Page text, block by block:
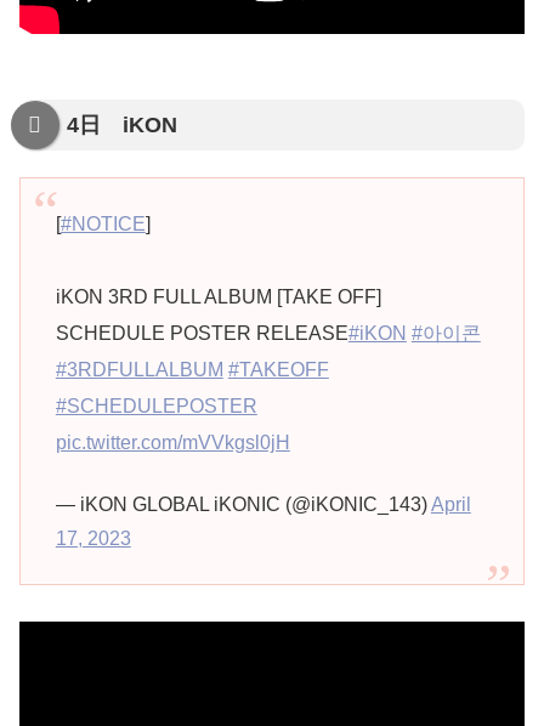
4日 iKON
[#NOTICE]
iKON 3RD FULL ALBUM [TAKE OFF]
SCHEDULE POSTER RELEASE#iKON #아이콘
#3RDFULLALBUM #TAKEOFF
#SCHEDULEPOSTER
pic.twitter.com/mVVkgsl0jH
— iKON GLOBAL iKONIC (@iKONIC_143)April
17, 2023